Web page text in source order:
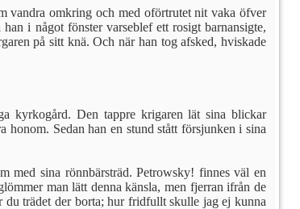
vandra omkring och med oförtrutet nit vaka öfver
i något fönster varseblef ett rosigt barnansigte,
på sitt knä. Och när han tog afsked, hviskade
kyrkogård. Den tappre krigaren lät sina blickar
honom. Sedan han en stund stått försjunken i sina
med sina rönnbärsträd. Petrowsky! finnes väl en
man lätt denna känsla, men fjerran ifrån de
du trädet der borta; hur fridfullt skulle jag ej kunna